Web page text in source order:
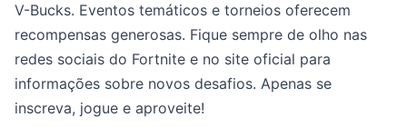
V-Bucks. Eventos temáticos e torneios oferecem
recompensas generosas. Fique sempre de olho nas
redes sociais do Fortnite e no site oficial para
informações sobre novos desafios. Apenas se
inscreva, jogue e aproveite!